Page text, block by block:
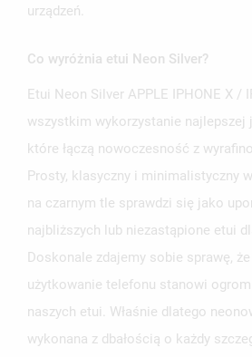
urządzeń.
Co wyróżnia etui Neon Silver?
Etui Neon Silver APPLE IPHONE X /
wszystkim wykorzystanie najlepszej
które łączą nowoczesność z
Prosty, klasyczny i minimalistyczny
na czarnym tle sprawdzi się jako
najbliższych lub niezastąpione etui
Doskonale zdajemy sobie sprawę,
użytkowanie telefonu stanowi
naszych etui. Właśnie dlatego
wykonana z dbałością o każdy